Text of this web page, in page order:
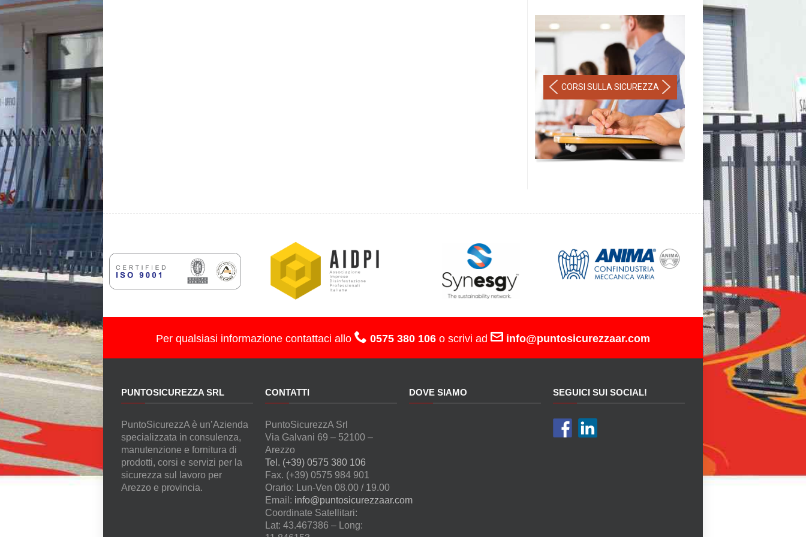
CORSI SULLA SICUREZZA
Per qualsiasi informazione contattaci allo 0575 380 106 o scrivi ad info@puntosicurezzaar.com
PUNTOSICUREZZA SRL
PuntoSicurezzA è un’Azienda
specializzata in consulenza,
manutenzione e fornitura di
prodotti, corsi e servizi per la
sicurezza sul lavoro per
Arezzo e provincia.
CONTATTI
PuntoSicurezzA Srl
Via Galvani 69 – 52100 –
Arezzo
Tel. (+39) 0575 380 106
Fax. (+39) 0575 984 901
Orario: Lun-Ven 08.00 / 19.00
Email: info@puntosicurezzaar.com
Coordinate Satellitari:
Lat: 43.467386 – Long:
DOVE SIAMO SEGUICI SUI SOCIAL!